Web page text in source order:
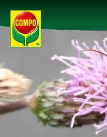
Produkte
Ratgeber